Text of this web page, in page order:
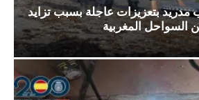
بتعزيزات عاجلة بسبب تزايد
السواحل المغربية